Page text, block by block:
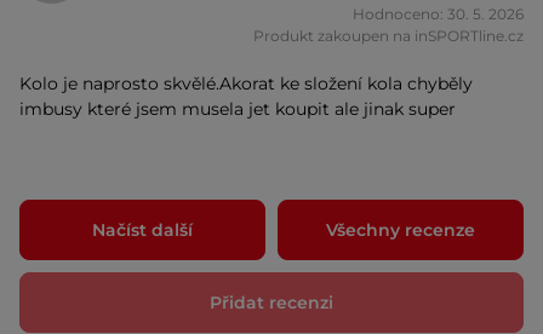
Hodnoceno: 30. 5. 2026
Produkt zakoupen na inSPORTline.cz
Kolo je naprosto skvělé.Akorat ke složení kola chyběly
imbusy které jsem musela jet koupit ale jinak super
Načíst další Všechny recenze
Přidat recenzi